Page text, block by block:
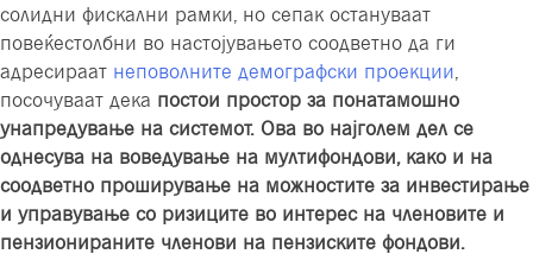
солидни фискални рамки, но сепак остануваат
повеќестолбни во настојувањето соодветно да ги
адресираат неповолните демографски проекции,
посочуваат дека постои простор за понатамошно
унапредување на системот. Ова во најголем дел се
однесува на воведување на мултифондови, како и на
соодветно проширување на можностите за инвестирање
и управување со ризиците во интерес на членовите и
пензионираните членови на пензиските фондови.